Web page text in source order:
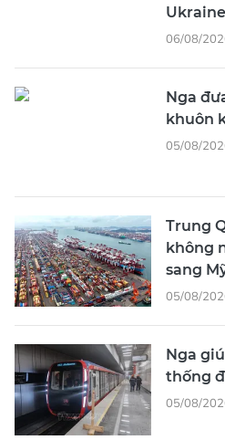
Ukraine
06/08/
Nga
khuôn
05/08/
Trung
không
sang
05/08/
Nga
thống
05/08/